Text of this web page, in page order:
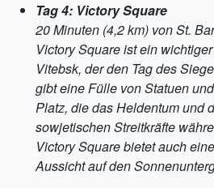
Tag 4: Victory Square
20 Minuten (4,2 km) von St.
Victory Square ist ein
Vitebsk, der den Tag des
gibt eine Fülle von Statuen
Platz, die das Heldentum und
sowjetischen Streitkräfte
Victory Square bietet auch
Aussicht auf den